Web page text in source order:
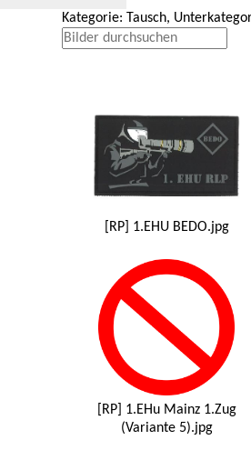
Kategorie: Tausch,
[RP] 1.EHU BEDO.jpg
[RP] 1.EHu Mainz 1.Zug
(Variante 5).jpg